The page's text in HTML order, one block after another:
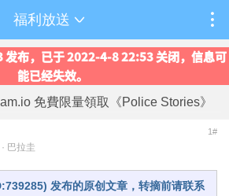
福利放送
布，已于 2022-4-8 22:53 关闭，信息可
能已经失效。
免費限量領取《Police Stories》
1#
· 巴拉圭
发布的原创文章，转摘前请联系